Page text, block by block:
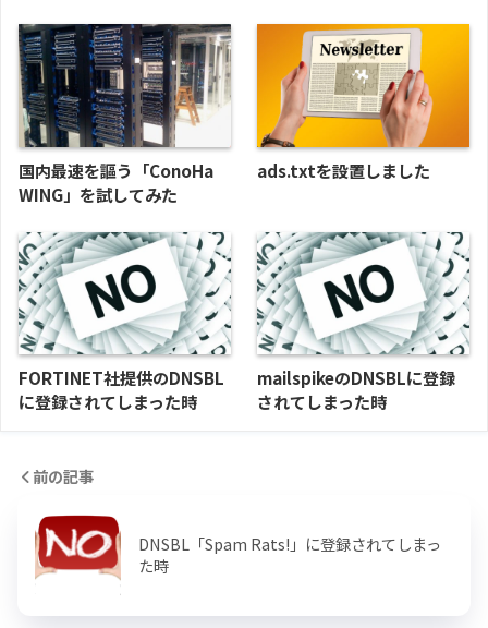
国内最速を謳う「ConoHa
WING」を試してみた
ads.txtを設置しました
FORTINET社提供のDNSBL
に登録されてしまった時
mailspikeのDNSBLに登録
されてしまった時
前の記事
DNSBL「Spam Rats!」に登録されてしまっ
た時